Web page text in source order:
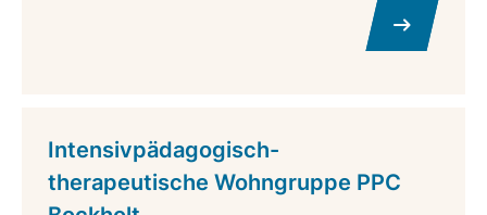
Intensivpädagogisch-
therapeutische Wohngruppe PPC